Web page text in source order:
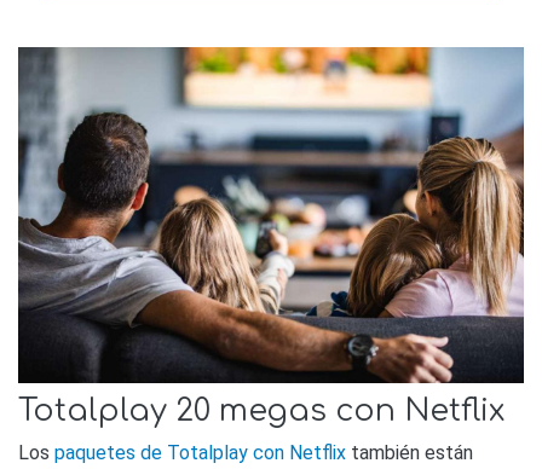
Totalplay 20 megas con Netflix
Los paquetes de Totalplay con Netflix también están